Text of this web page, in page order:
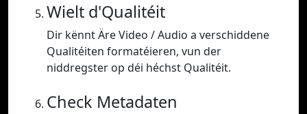
Wielt d'Qualitéit
Dir kënnt Äre Video / Audio a verschiddene
Qualitéiten formatéieren, vun der
niddregster op déi héchst Qualitéit.
Check Metadaten